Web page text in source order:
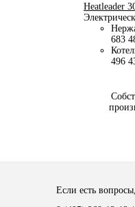
Heatleader
683
496
Если есть